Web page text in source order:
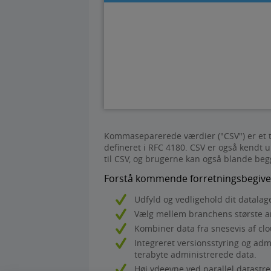
Kommaseparerede værdier ("CSV") er
defineret i RFC 4180. CSV er også
til CSV, og brugerne kan også blande
Forstå kommende
Udfyld og vedligehold dit
Vælg mellem branchens største
Kombiner data fra snesevis af
Integreret versionsstyring og
terabyte administrerede data.